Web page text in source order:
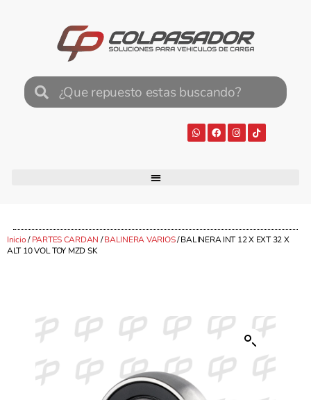
Inicio/PARTES CARDAN /BALINERA VARIOS/ BALINERA INT 12 X EXT 32 X
ALT 10 VOL TOY MZD SK